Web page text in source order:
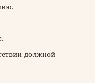
должной